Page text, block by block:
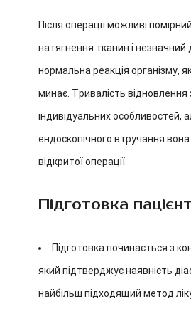
Після операції можливі
натягнення тканин і
нормальна реакція організму,
минає. Тривалість відновлення
індивідуальних особливостей,
ендоскопічного втручання
відкритої операції.
Підготовка
Підготовка починається з
який підтверджує наявність
найбільш підходящий метод